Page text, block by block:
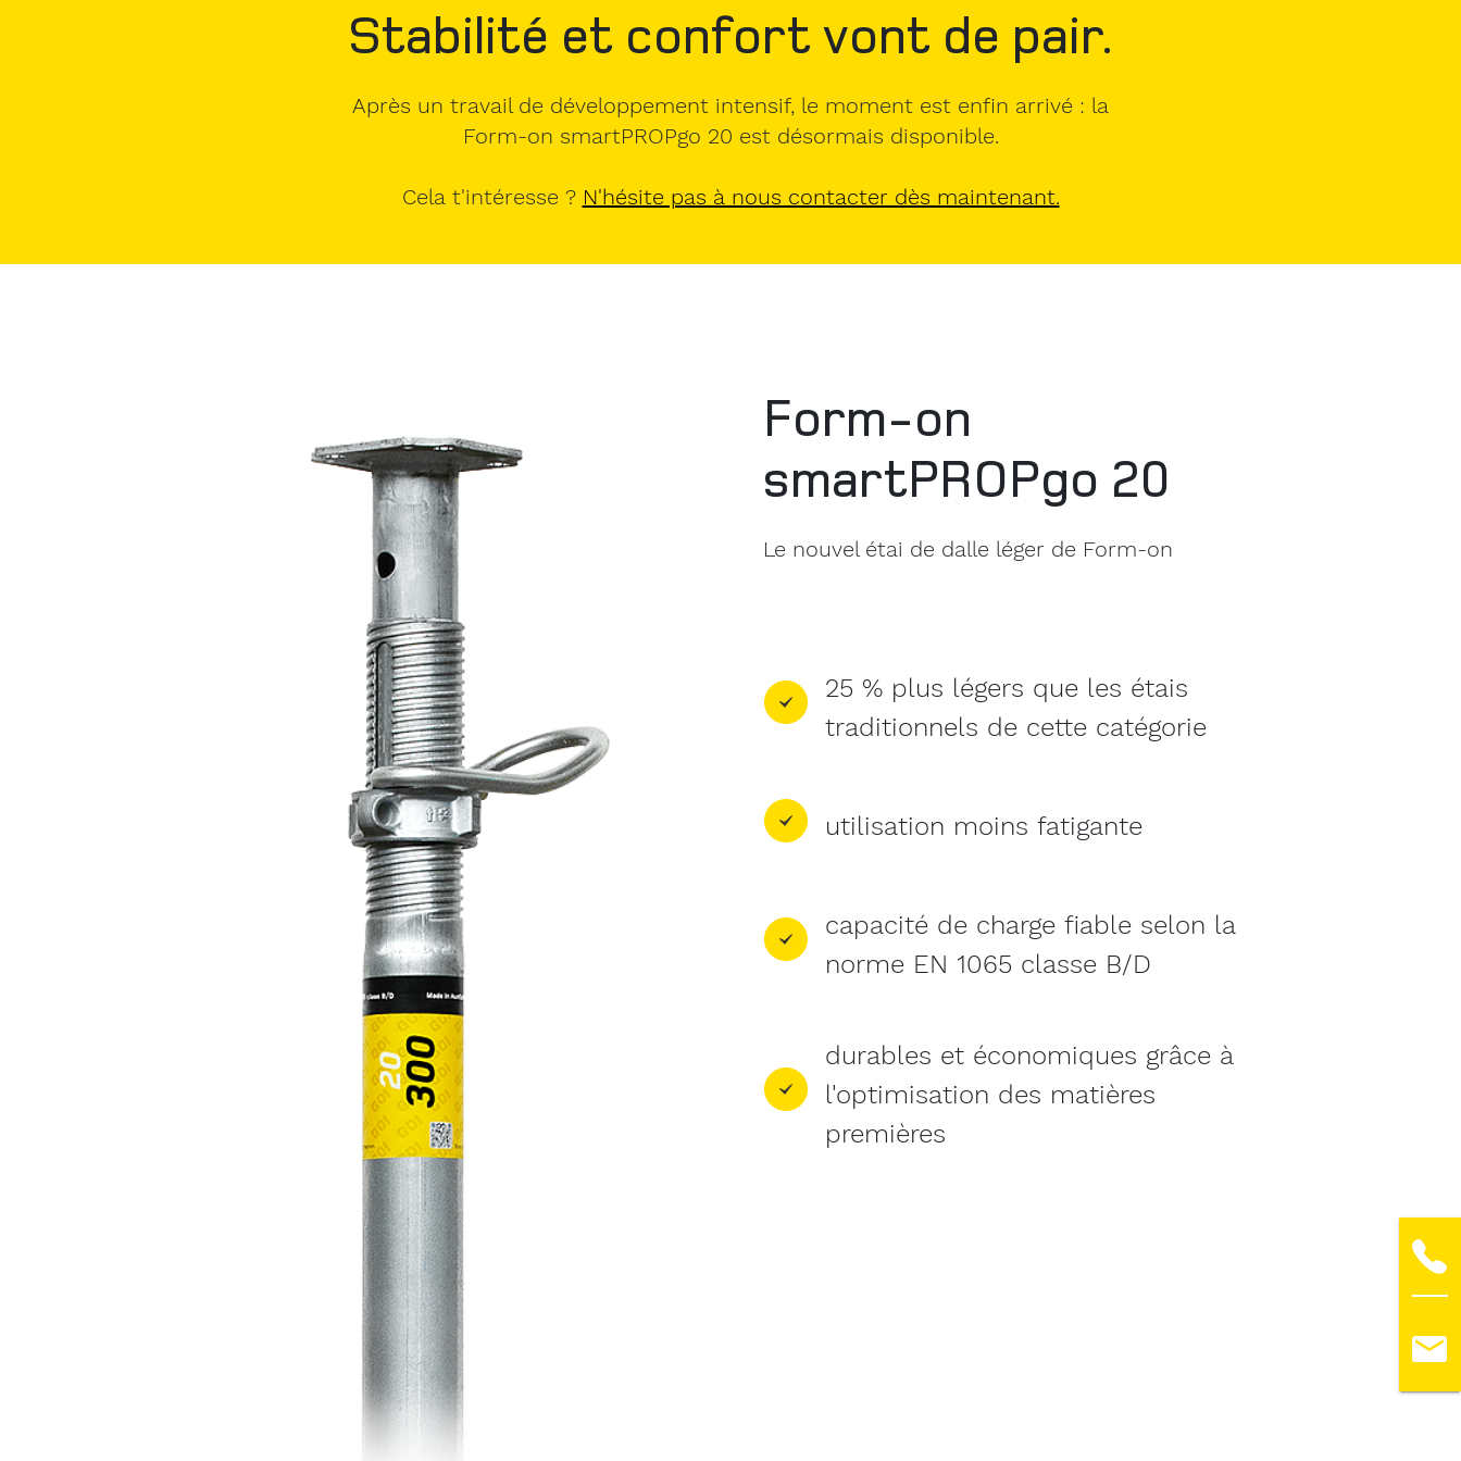
Stabilité et confort vont de pair.
Après un travail de développement intensif, le moment est enfin arrivé : la
Form-on smartPROPgo 20 est désormais disponible.
Cela t'intéresse ? N'hésite pas à nous contacter dès maintenant.
Form-on
smartPROPgo 20
Le nouvel étai de dalle léger de Form-on
25 % plus légers que les étais
traditionnels de cette catégorie
utilisation moins fatigante
capacité de charge fiable selon la
norme EN 1065 classe B/D
durables et économiques grâce à
l'optimisation des matières
premières